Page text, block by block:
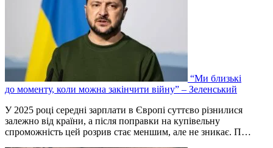
“Ми близькі
до моменту, коли можна закінчити війну” – Зеленський
У 2025 році середні зарплати в Європі суттєво різнилися
залежно від країни, а після поправки на купівельну
спроможність цей розрив стає меншим, але не зникає. П…